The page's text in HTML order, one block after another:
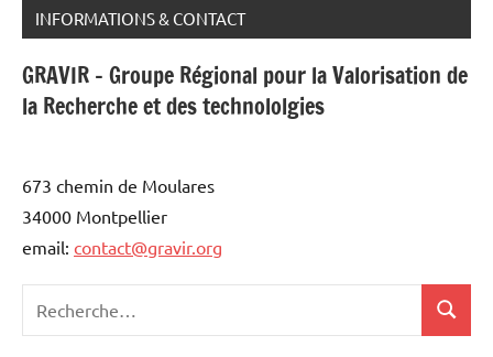
INFORMATIONS & CONTACT
GRAVIR - Groupe Régional pour la Valorisation de
la Recherche et des technololgies
673 chemin de Moulares
34000 Montpellier
email: contact@gravir.org